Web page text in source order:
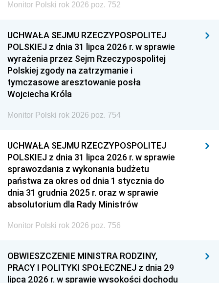
Monitor Polski rok 2026 poz. 752
UCHWAŁA SEJMU RZECZYPOSPOLITEJ
POLSKIEJ z dnia 31 lipca 2026 r. w sprawie
wyrażenia przez Sejm Rzeczypospolitej
Polskiej zgody na zatrzymanie i
tymczasowe aresztowanie posła
Wojciecha Króla
Monitor Polski rok 2026 poz. 754
UCHWAŁA SEJMU RZECZYPOSPOLITEJ
POLSKIEJ z dnia 31 lipca 2026 r. w sprawie
sprawozdania z wykonania budżetu
państwa za okres od dnia 1 stycznia do
dnia 31 grudnia 2025 r. oraz w sprawie
absolutorium dla Rady Ministrów
Monitor Polski rok 2026 poz. 756
OBWIESZCZENIE MINISTRA RODZINY,
PRACY I POLITYKI SPOŁECZNEJ z dnia 29
lipca 2026 r. w sprawie wysokości dochodu